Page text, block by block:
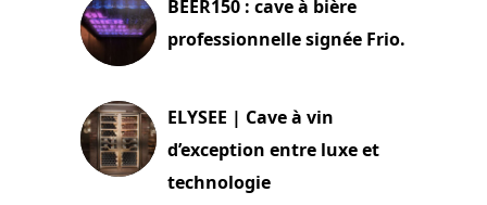
BEER150 : cave à bière
professionnelle signée Frio.
ELYSEE | Cave à vin
d’exception entre luxe et
technologie